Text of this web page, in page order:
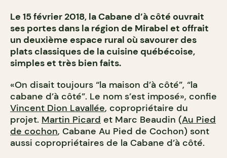
Le 15 février 2018, la Cabane d’à côté ouvrait
ses portes dans la région de Mirabel et offrait
un deuxième espace rural où savourer des
plats classiques de la cuisine québécoise,
simples et très bien faits.
«On disait toujours “la maison d’à côté”, “la
cabane d’à côté”. Le nom s’est imposé», confie
Vincent Dion Lavallée, copropriétaire du
projet. Martin Picard et Marc Beaudin (Au Pied
de cochon, Cabane Au Pied de Cochon) sont
aussi copropriétaires de la Cabane d’à côté.